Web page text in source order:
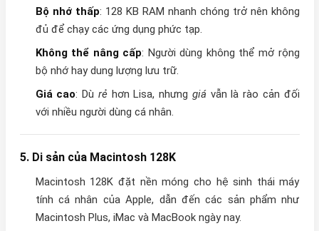
Bộ nhớ thấp: 128 KB RAM nhanh chóng trở nên không
đủ để chạy các ứng dụng phức tạp.
Không thể nâng cấp: Người dùng không thể mở rộng
bộ nhớ hay dung lượng lưu trữ.
Giá cao: Dù rẻ hơn Lisa, nhưng giá vẫn là rào cản đối
với nhiều người dùng cá nhân.
5. Di sản của Macintosh 128K
Macintosh 128K đặt nền móng cho hệ sinh thái máy
tính cá nhân của Apple, dẫn đến các sản phẩm như
Macintosh Plus, iMac và MacBook ngày nay.